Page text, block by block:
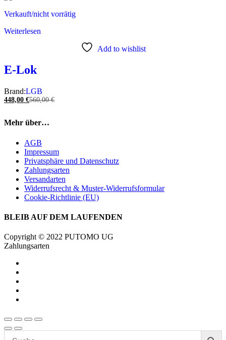
Verkauft/nicht vorrätig
Weiterlesen
Add to wishlist
E-Lok
Brand:LGB
448,00 €560,00€
Mehr über…
AGB
Impressum
Privatsphäre und Datenschutz
Zahlungsarten
Versandarten
Widerrufsrecht & Muster-Widerrufsformular
Cookie-Richtlinie (EU)
BLEIB AUF DEM LAUFENDEN
Copyright © 2022 PUTOMO UG
Zahlungsarten